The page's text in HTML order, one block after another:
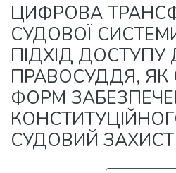
Statistics
ЦИФРОВА
СУДОВОЇ
ПІДХІД ДОСТУПУ
ПРАВОСУДДЯ, ЯК
ФОРМ
СУДОВИЙ ЗАХИСТ